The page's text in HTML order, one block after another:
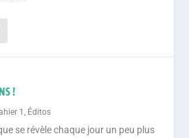
!
1 Éditos
se révèle chaque jour un peu plus